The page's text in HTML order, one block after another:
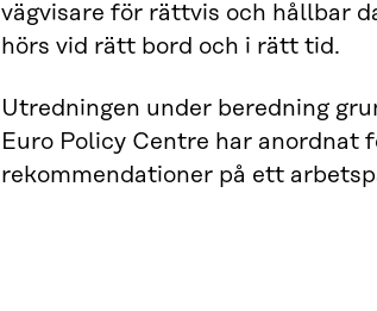
vägvisare för rättvis och hållbar
hörs vid rätt bord och i rätt tid.
Utredningen under beredning
Euro Policy Centre har anordnat
rekommendationer på ett